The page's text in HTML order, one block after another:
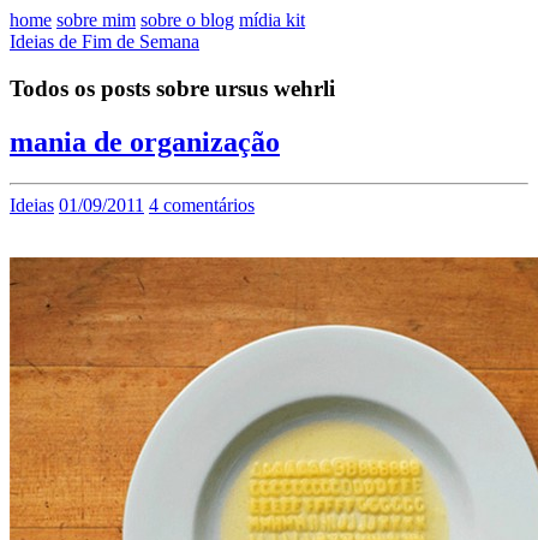
home sobre mim sobre o blog mídia kit
Ideias de Fim de Semana
Todos os posts sobre ursus wehrli
mania de organização
Ideias 01/09/2011 4 comentários